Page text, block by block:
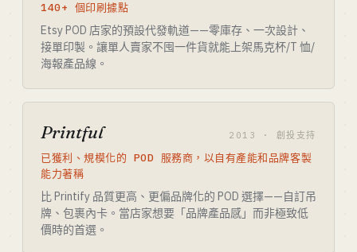
140+ 個印刷據點
Etsy POD 店家的預設代發軌道——零庫存、一次設計、
接單印製。讓單人賣家不囤一件貨就能上架馬克杯/T 恤/
海報產品線。
Printful 2013 · 創投支持
已獲利、規模化的 POD 服務商，以自有產能和品牌客製
能力著稱
比 Printify 品質更高、更偏品牌化的 POD 選擇——自訂吊
牌、包裹內卡。當店家想要「品牌產品感」而非極致低
價時的首選。